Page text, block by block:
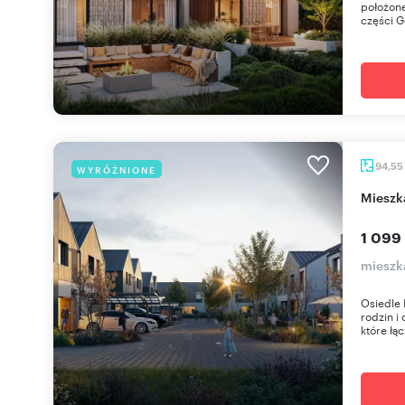
części
WYRÓŻNIONE 94,55
1 099
Osiedle
rodzin i
które